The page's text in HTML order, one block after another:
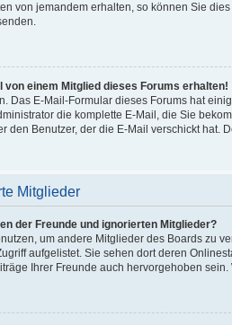
von jemandem erhalten, so können Sie
von einem Mitglied dieses Forums erhalten!
Das E-Mail-Formular dieses Forums hat
die komplette E-Mail, die Sie
den Benutzer, der die E-Mail verschickt hat.
Mitglieder
der Freunde und ignorierten Mitglieder?
um andere Mitglieder des Boards zu
aufgelistet. Sie sehen dort deren
Ihrer Freunde auch hervorgehoben